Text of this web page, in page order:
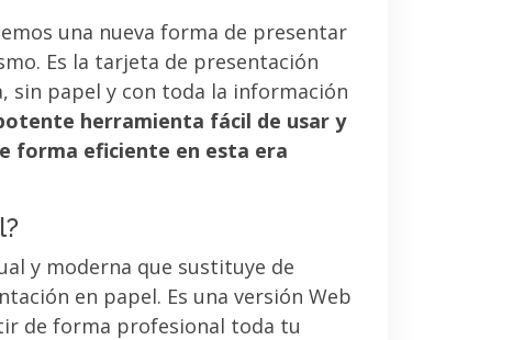
una nueva forma de presentar
Es la tarjeta de presentación
sin papel y con toda la información
herramienta fácil de usar y
forma eficiente en esta era
y moderna que sustituye de
en papel. Es una versión Web
de forma profesional toda tu